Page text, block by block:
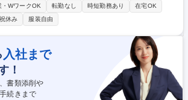
建築づくりへの貢献、そしてより良い建築をつくる
する当社で、下記業務をお任せします。 ・3D
でモデリングのレンダリング設定、レンダリン
等の作成 ・主にSNSでEnscapeの魅力を発信、当
ス販売を促進 ・Enscapeライセンスの販売対応と
主要取引先(敬称略)】清水建設・竹中工務店・鹿島
設計・三菱地所設計・日本設計・日建設計・平田晃
築を
・WワークOK 転勤なし 時短勤務あり
在宅OK
休み 服装自由
入社まで
！
書類添削や
続きまで